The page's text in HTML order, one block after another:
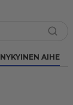
NYKYINEN AIHE